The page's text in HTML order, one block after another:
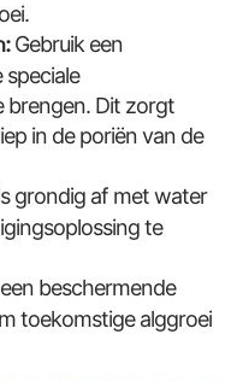
Gebruik een
brengen. Dit zorgt
in de poriën van de
grondig af met water
te
beschermende
toekomstige alggroei